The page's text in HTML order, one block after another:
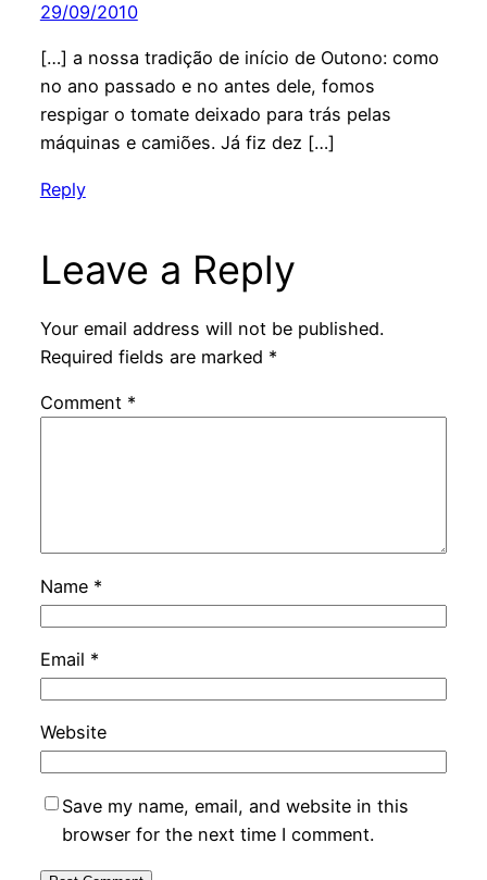
29/09/2010
[…] a nossa tradição de início de Outono: como
no ano passado e no antes dele, fomos
respigar o tomate deixado para trás pelas
máquinas e camiões. Já fiz dez […]
Reply
Leave a Reply
Your email address will not be published.
Required fields are marked *
Comment *
Name *
Email *
Website
Save my name, email, and website in this
browser for the next time I comment.